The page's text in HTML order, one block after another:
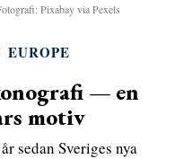
Pixabay via Pexels
EUROPE
— en
motiv
sedan Sveriges nya